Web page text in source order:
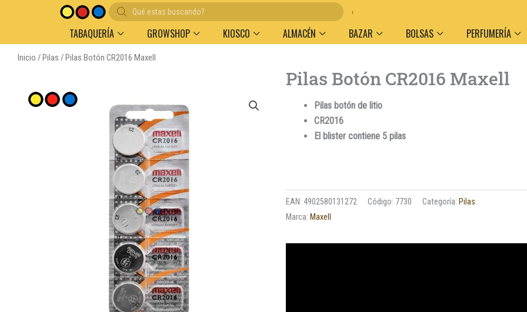
Búsqueda
de
productos
TABAQUERÍA GROWSHOP KIOSCO ALMACÉN BAZAR BOLSAS PERFUMERÍA
Inicio /Pilas / Pilas Botón CR2016 Maxell
Pilas Botón CR2016 Maxell
Pilas botón de litio
CR2016
El blister contiene 5 pilas
EAN: 4902580131272 Código: 7730 Categoría: Pilas
Marca: Maxell